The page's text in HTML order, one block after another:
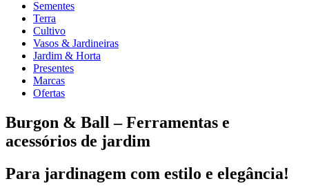
Sementes
Terra
Cultivo
Vasos & Jardineiras
Jardim & Horta
Presentes
Marcas
Ofertas
Burgon & Ball – Ferramentas e
acessórios de jardim
Para jardinagem com estilo e elegância!